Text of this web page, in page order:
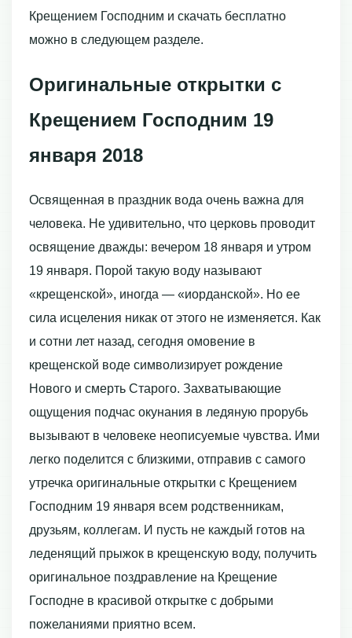
Крещением Господним и скачать бесплатно
можно в следующем разделе.
Оригинальные открытки с
Крещением Господним 19
января 2018
Освященная в праздник вода очень важна для
человека. Не удивительно, что церковь проводит
освящение дважды: вечером 18 января и утром
19 января. Порой такую воду называют
«крещенской», иногда — «иорданской». Но ее
сила исцеления никак от этого не изменяется. Как
и сотни лет назад, сегодня омовение в
крещенской воде символизирует рождение
Нового и смерть Старого. Захватывающие
ощущения подчас окунания в ледяную прорубь
вызывают в человеке неописуемые чувства. Ими
легко поделится с близкими, отправив с самого
утречка оригинальные открытки с Крещением
Господним 19 января всем родственникам,
друзьям, коллегам. И пусть не каждый готов на
леденящий прыжок в крещенскую воду, получить
оригинальное поздравление на Крещение
Господне в красивой открытке с добрыми
пожеланиями приятно всем.